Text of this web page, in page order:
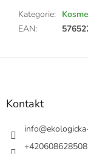
Kategorie:
EAN:
Z
Kontakt
info@
+420608628508